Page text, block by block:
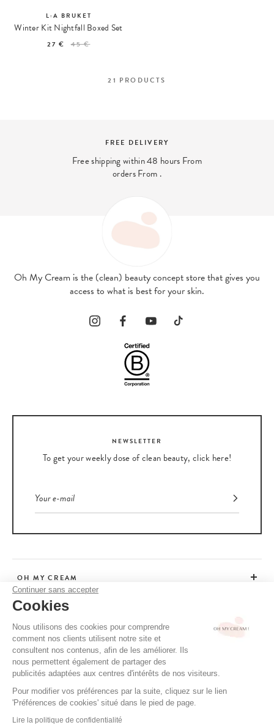
Continuer sans accepter
Cookies
Nous utilisons des cookies pour comprendre
comment nos clients utilisent notre site et
consultent nos contenus, afin de les améliorer. Ils
nous permettent également de partager des
publicités adaptées aux centres d'intérêts de nos visiteurs.
Pour modifier vos préférences par la suite, cliquez sur le lien
'Préférences de cookies' situé dans le pied de page.
Lire la politique de confidentialité
L:A BRUKET
Winter Kit Nightfall Boxed Set
27 € 45 €
21 PRODUCTS
FREE DELIVERY
Free shipping within 48 hours From
orders From .
Oh My Cream is the (clean) beauty concept store that gives you
access to what is best for your skin.
NEWSLETTER
To get your weekly dose of clean beauty, click here!
OH MY CREAM
CUSTOMER SERVICE
ADVICE
CGV / CGU